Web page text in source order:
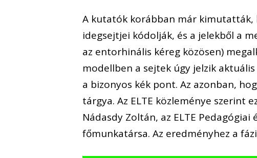
A kutatók korábban már
idegsejtjei kódolják, és a jelekből a
az entorhinális kéreg közösen)
modellben a sejtek úgy jelzik
a bizonyos kék pont. Az azonban,
tárgya. Az ELTE közleménye szerint
Nádasdy Zoltán, az ELTE
főmunkatársa. Az eredményhez a